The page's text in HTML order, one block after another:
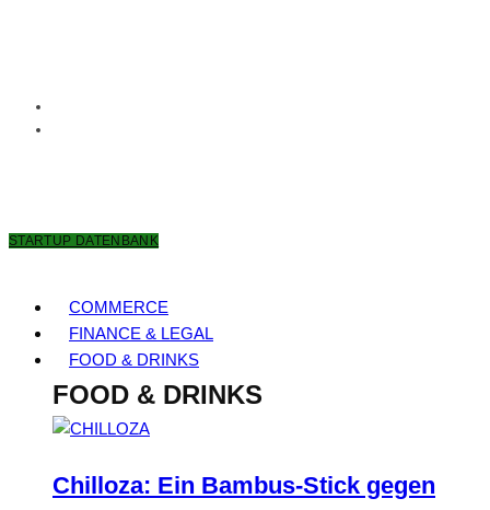
STARTUP DATENBANK
COMMERCE
FINANCE & LEGAL
FOOD & DRINKS
FOOD & DRINKS
Chilloza: Ein Bambus-Stick gegen